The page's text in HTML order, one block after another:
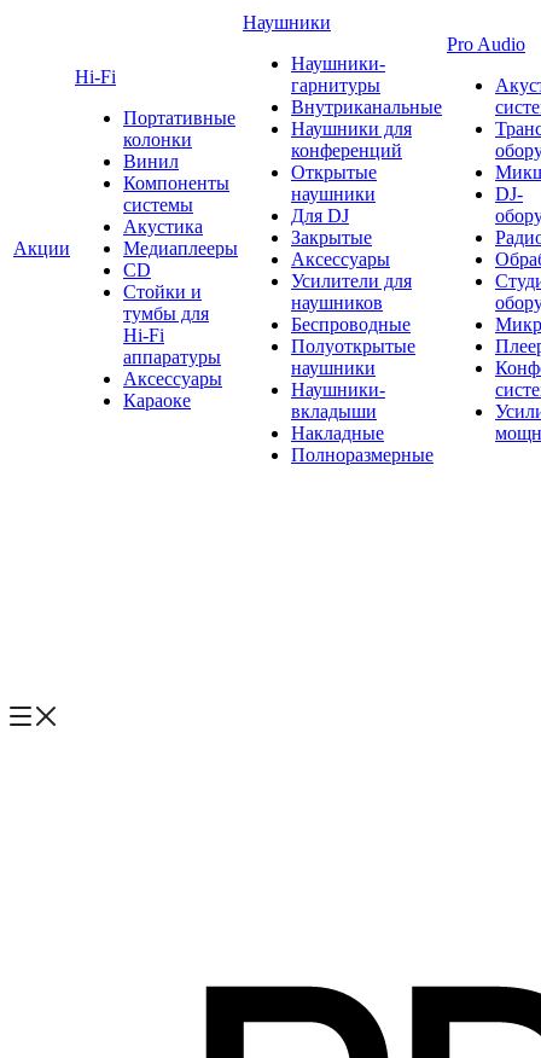
Акции
Hi-Fi
Портативные
колонки
Винил
Компоненты
системы
Акустика
Медиаплееры
CD
Стойки и
тумбы для
Hi-Fi
аппаратуры
Аксессуары
Караоке
Наушники
Наушники-
гарнитуры
Внутриканальные
Наушники для
конференций
Открытые
наушники
Для DJ
Закрытые
Аксессуары
Усилители для
наушников
Беспроводные
Полуоткрытые
наушники
Наушники-
вкладыши
Накладные
Полноразмерные
Pro Audio
DJ-